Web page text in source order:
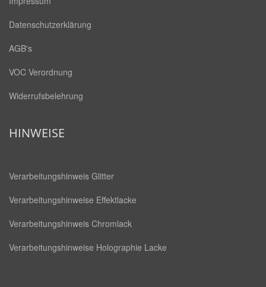
Datenschutzerklärung
AGB's
VOC Verordnung
Widerrufsbelehrung
HINWEISE
Verarbeitungshinweis Glitter
Verarbeitungshinweise Effektlacke
Verarbeitungshinweis Chromlack
Verarbeitungshinweise Holographie Lacke